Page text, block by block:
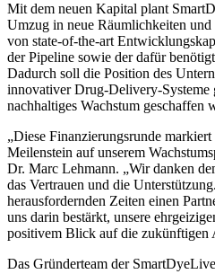
Mit dem neuen Kapital plant
Umzug in neue Räumlichkeiten
von state-of-the-art
der Pipeline sowie der dafür
Dadurch soll die Position des
innovativer Drug-Delivery-Systeme
nachhaltiges Wachstum geschaffen
„Diese Finanzierungsrunde markiert
Meilenstein auf unserem
Dr. Marc Lehmann. „Wir danken
das Vertrauen und die
herausfordernden Zeiten einen
uns darin bestärkt, unsere
positivem Blick auf die zukünftigen
Das Gründerteam der